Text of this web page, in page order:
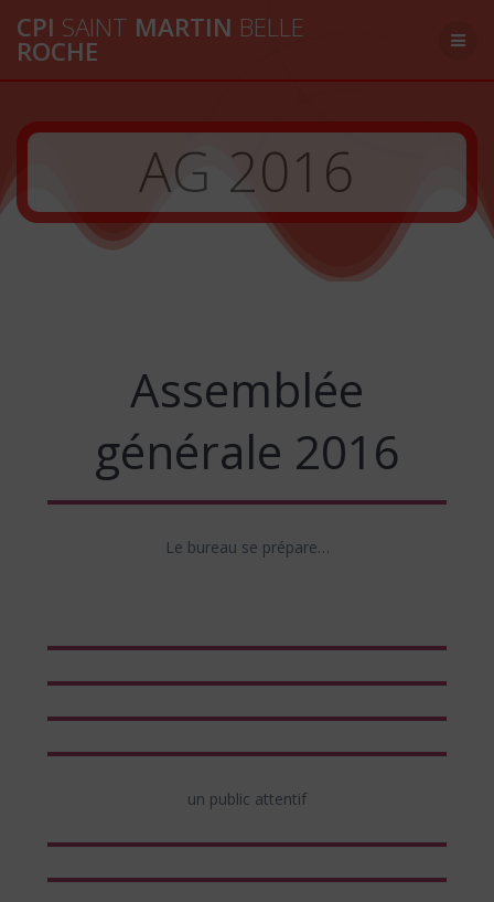
au
CPI SAINT MARTIN BELLE
ROCHE
AG 2016
Assemblée
générale 2016
Le bureau se prépare…
un public attentif